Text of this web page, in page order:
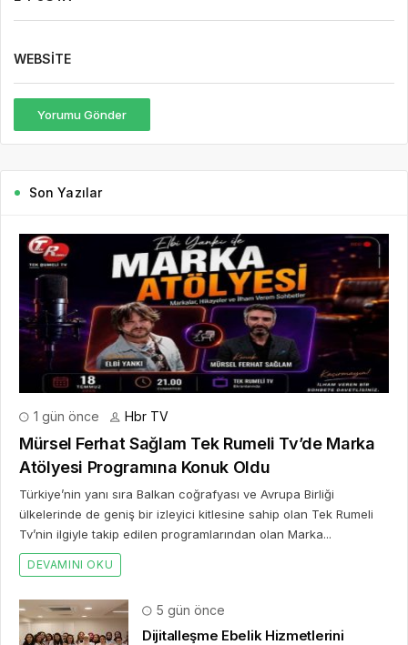
WEBSITE
Yorumu Gönder
Son Yazılar
1 gün önce Hbr TV
Mürsel Ferhat Sağlam Tek Rumeli Tv’de Marka
Atölyesi Programına Konuk Oldu
Türkiye’nin yanı sıra Balkan coğrafyası ve Avrupa Birliği
ülkelerinde de geniş bir izleyici kitlesine sahip olan Tek Rumeli
Tv’nin ilgiyle takip edilen programlarından olan Marka...
DEVAMINI OKU
5 gün önce
Dijitalleşme Ebelik Hizmetlerini